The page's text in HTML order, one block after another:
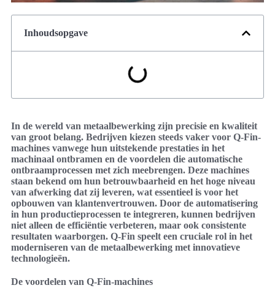
Inhoudsopgave
In de wereld van metaalbewerking zijn precisie en kwaliteit
van groot belang. Bedrijven kiezen steeds vaker voor Q-Fin-
machines vanwege hun uitstekende prestaties in het
machinaal ontbramen en de voordelen die automatische
ontbraamprocessen met zich meebrengen. Deze machines
staan bekend om hun betrouwbaarheid en het hoge niveau
van afwerking dat zij leveren, wat essentieel is voor het
opbouwen van klantenvertrouwen. Door de automatisering
in hun productieprocessen te integreren, kunnen bedrijven
niet alleen de efficiëntie verbeteren, maar ook consistente
resultaten waarborgen. Q-Fin speelt een cruciale rol in het
moderniseren van de metaalbewerking met innovatieve
technologieën.
De voordelen van Q-Fin-machines